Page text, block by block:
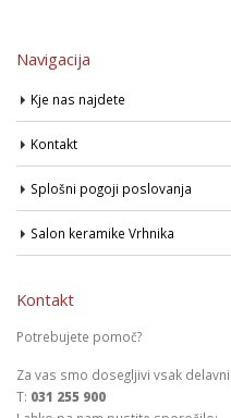
Navigacija
Kje nas najdete
Kontakt
Splošni pogoji poslovanja
Salon keramike Vrhnika
Kontakt
Potrebujete pomoč?
Za vas smo dosegljivi vsak
T: 031 255 900